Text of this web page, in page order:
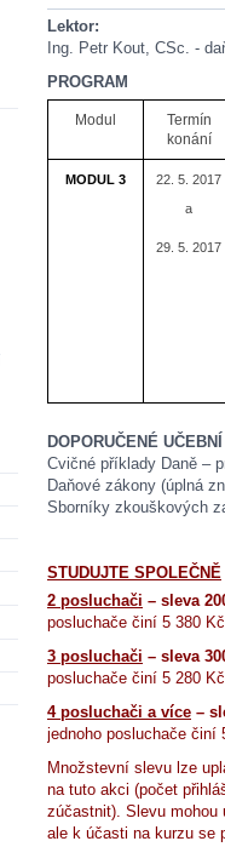
Lektor:
Ing. Petr Kout, CSc. -
PROGRAM
Modul
Termín
konání
MODUL 3
22. 5. 2017
a
29. 5. 2017
DOPORUČENÉ
Cvičné příklady Daně –
Daňové zákony (úplná
Sborníky zkouškových
STUDUJTE SPOLEČNĚ
2 posluchači – sleva
posluchače činí 5 380
3 posluchači – sleva
posluchače činí 5 280
4 posluchači a více –
jednoho posluchače činí
Množstevní slevu lze
na tuto akci (počet
zúčastnit). Slevu
ale k účasti na kurzu se